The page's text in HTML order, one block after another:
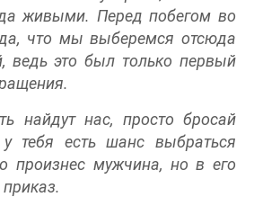
живыми. Перед побегом во
что мы выберемся отсюда
ведь это был только первый
найдут нас, просто бросай
тебя есть шанс выбраться
произнес мужчина, но в его